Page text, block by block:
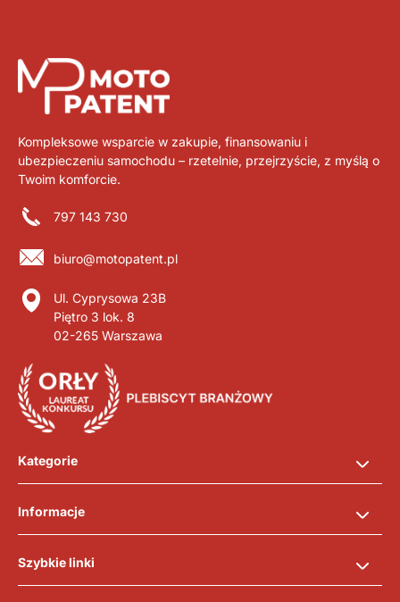
Kompleksowe wsparcie w zakupie, finansowaniu i
ubezpieczeniu samochodu – rzetelnie, przejrzyście, z myślą o
Twoim komforcie.
797 143 730
biuro@motopatent.pl
Ul. Cyprysowa 23B
Piętro 3 lok. 8
02-265 Warszawa
Kategorie
Informacje
Szybkie linki